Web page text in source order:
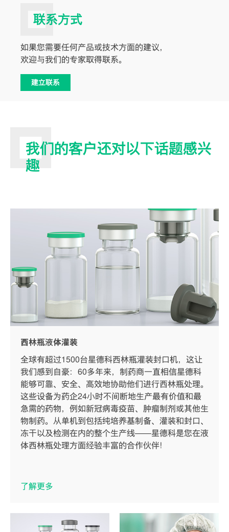
联系方式
如果您需要任何产品或技术方面的建议，
欢迎与我们的专家取得联系。
建立联系
我们的客户还对以下话题感兴
趣
西林瓶液体灌装
全球有超过1500台星德科西林瓶灌装封口机，这让
我们感到自豪：60多年来，制药商一直相信星德科
能够可靠、安全、高效地协助他们进行西林瓶处理。
这些设备为药企24小时不间断地生产最有价值和最
急需的药物，例如新冠病毒疫苗、肿瘤制剂或其他生
物制药。从单机到包括纯培养基制备、灌装和封口、
冻干以及检测在内的整个生产线——星德科是您在液
体西林瓶处理方面经验丰富的合作伙伴！
了解更多